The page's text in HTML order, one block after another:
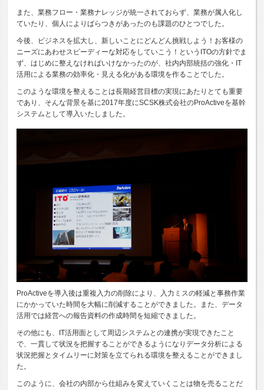
また、業務フロー・業務ナレッジが統一されておらず、業務が属人化し
ていたり、個人によりばらつきがあったのも課題のひとつでした。
今後、ビジネスを拡大し、新しいことにどんどん挑戦しよう！お客様の
ニーズにあわせスピーディーな対応をしていこう！というITOの方針でま
ず、はじめに整えなければいけなかったのが、社内内部統括の強化・IT
活用による業務の効率化・見える化がある環境を作ることでした。
このような環境を整えることは長期経営目標の実現にあたりとても重要
であり、そんな背景を基に2017年度にSCSK株式会社のProActiveを基幹
システムとして導入いたしました。
ProActiveを導入後は重複入力の削除により、入力ミスの軽減と事務作業
にかかっていた時間を大幅に削減することができました。また、データ
活用では経営への報告資料の作成時間を短縮できました。
その他にも、IT活用面として周辺システムとの連携が実現できたこと
で、一貫して状況を把握することができるようになりデータ分析による
状況把握とタイムリーに対策を立てられる環境を整えることができまし
た。
このように、会社の内部から仕組みを変えていくことは物を売ることだ